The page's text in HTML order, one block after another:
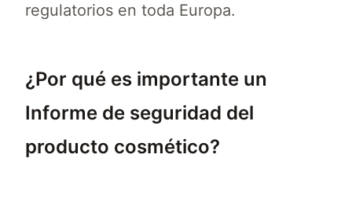
regulatorios en toda Europa.
¿Por qué es importante un
Informe de seguridad del
producto cosmético?